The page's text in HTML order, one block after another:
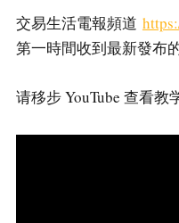
交易生活電報頻道
第一時間收到最新發布
请移步 YouTube 查看教